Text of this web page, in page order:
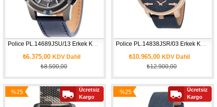
Police PL.14689JSU/13 Erkek Kol Saati
₺6.375,00 KDV Dahil
₺8.500,00
₺10.965,00KDV Dahil
₺12.900,00
%25
Ücretsiz
Kargo
Yeni
%25
Ücretsiz
Kargo
Yeni